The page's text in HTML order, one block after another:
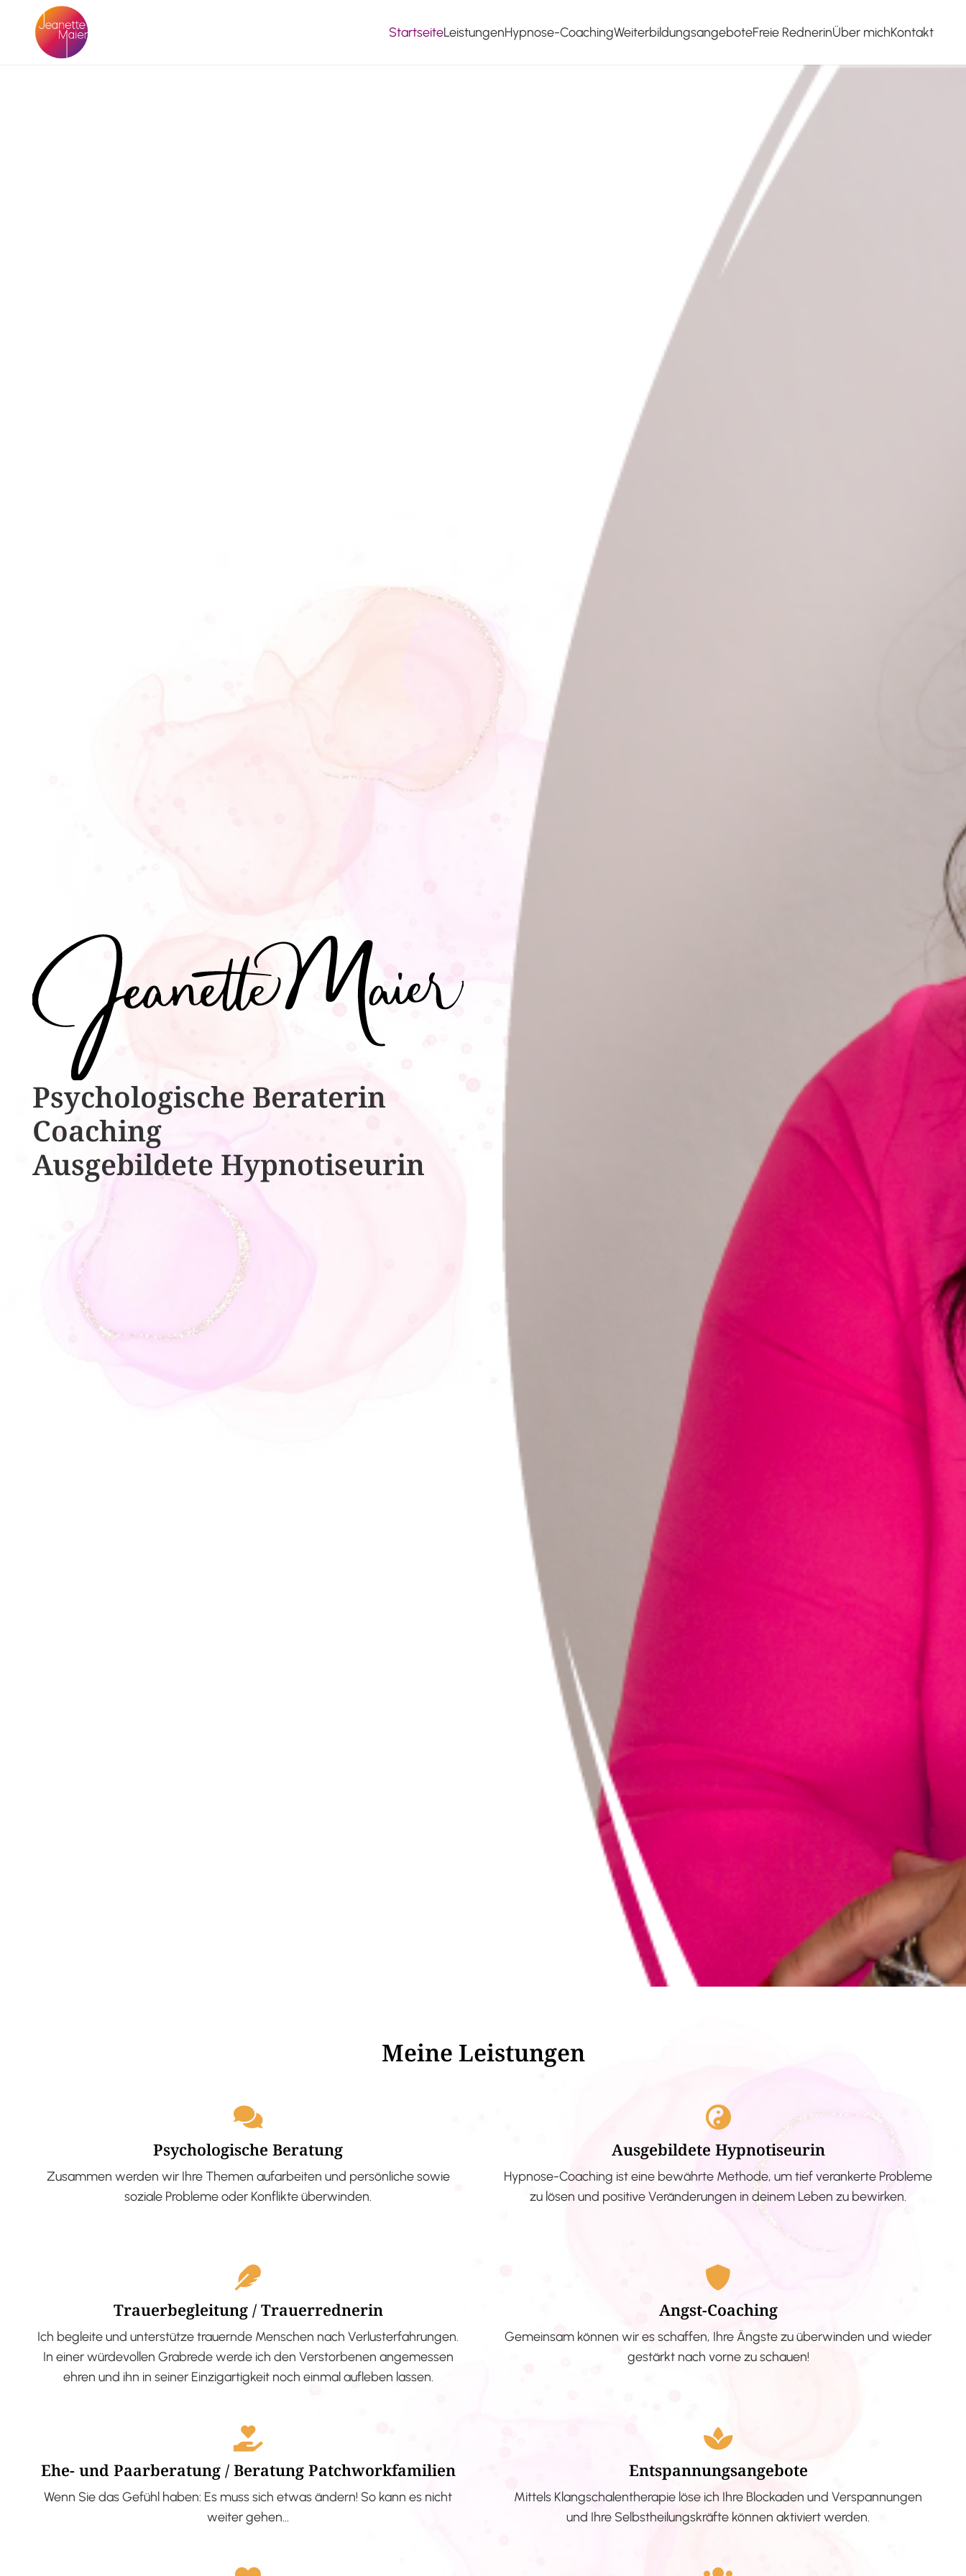
StartseiteLeistungenHypnose-CoachingWeiterbildungsangeboteFreie RednerinÜber michKontakt
Psychologische ​​Beraterin
Coaching
Ausgebildete​ ​Hypnotiseurin
Meine Leistungen
Psychologische Beratung
Zusammen werden wir Ihre Themen aufarbeiten und persönliche sowie
soziale Probleme oder Konflikte überwinden.
Ausgebildete Hypnotiseurin
Hypnose-Coaching ist eine bewährte Methode, um tief verankerte Probleme
zu lösen und positive Veränderungen in deinem Leben zu bewirken.
Trauerbegleitung / Trauerrednerin
Ich begleite und unterstütze trauernde Menschen nach Verlusterfahrungen.
In einer würdevollen Grabrede werde ich den Verstorbenen angemessen
ehren und ihn in seiner Einzigartigkeit noch einmal aufleben lassen.
Angst-Coaching
Gemeinsam können wir es schaffen, Ihre Ängste zu überwinden und wieder
gestärkt nach vorne zu schauen!
Ehe- und Paarberatung / Beratung Patchworkfamilien
Wenn Sie das Gefühl haben: Es muss sich etwas ändern! So kann es nicht
weiter gehen…
Entspannungsangebote
Mittels Klangschalentherapie löse ich Ihre Blockaden und Verspannungen
und Ihre Selbstheilungskräfte können aktiviert werden.